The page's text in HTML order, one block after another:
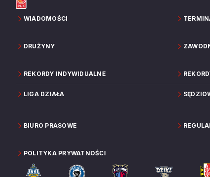
WIADOMOŚCI
DRUŻYNY
REKORDY INDYWIDUALNE
LIGA DZIAŁA
BIURO PRASOWE
POLITYKA PRYWATNOŚCI